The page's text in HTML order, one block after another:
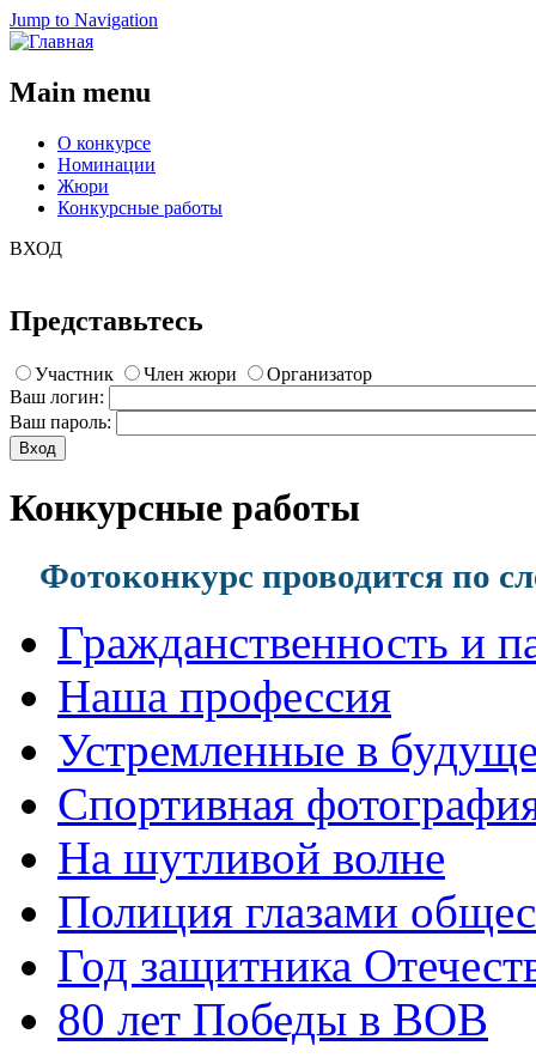
Jump to Navigation
Main menu
О конкурсе
Номинации
Жюри
Конкурсные работы
ВХОД
Представьтесь
Участник Член жюри
Организатор
Ваш логин:
Ваш пароль:
Конкурсные работы
Фотоконкурс проводится по
Гражданственность и
Наша профессия
Устремленные в
Спортивная
На шутливой волне
Полиция глазами
Год защитника
80 лет Победы в ВОВ